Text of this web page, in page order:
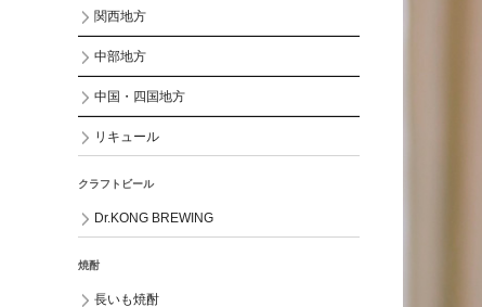
関西地方
中部地方
中国・四国地方
リキュール
クラフトビール
Dr.KONG BREWING
焼酎
長いも焼酎